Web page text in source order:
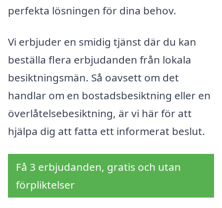
perfekta lösningen för dina behov.
Vi erbjuder en smidig tjänst där du kan
beställa flera erbjudanden från lokala
besiktningsmän. Så oavsett om det
handlar om en bostadsbesiktning eller en
överlåtelsebesiktning, är vi här för att
hjälpa dig att fatta ett informerat beslut.
Få 3 erbjudanden, gratis och utan
förpliktelser